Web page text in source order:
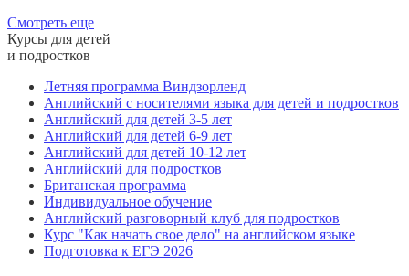
Смотреть еще
Курсы для детей
и подростков
Летняя программа Виндзорленд
Английский с носителями языка для детей и подростков
Английский для детей 3-5 лет
Английский для детей 6-9 лет
Английский для детей 10-12 лет
Английский для подростков
Британская программа
Индивидуальное обучение
Английский разговорный клуб для подростков
Курс "Как начать свое дело" на английском языке
Подготовка к ЕГЭ 2026